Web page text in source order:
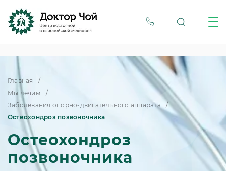
Главная
Мы лечим
Заболевания опорно-двигательного аппарата
Остеохондроз позвоночника
Остеохондроз
позвоночника